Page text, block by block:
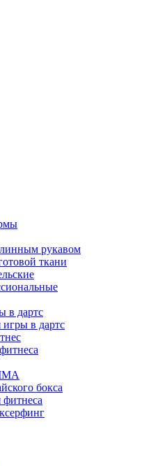
рукавом
ткани
в дартс
в дартс
бокса